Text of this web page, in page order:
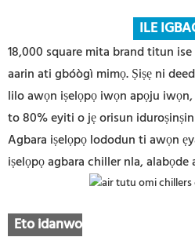
ILE
18,000 square mita brand titun
aarin ati gbóògì mimọ. Ṣiṣẹ ni
lilo awọn iṣelọpọ iwọn apọju
to 80% eyiti o jẹ orisun
Agbara iṣelọpọ lododun ti awọn
iṣelọpọ agbara chiller nla,
Eto idanwo